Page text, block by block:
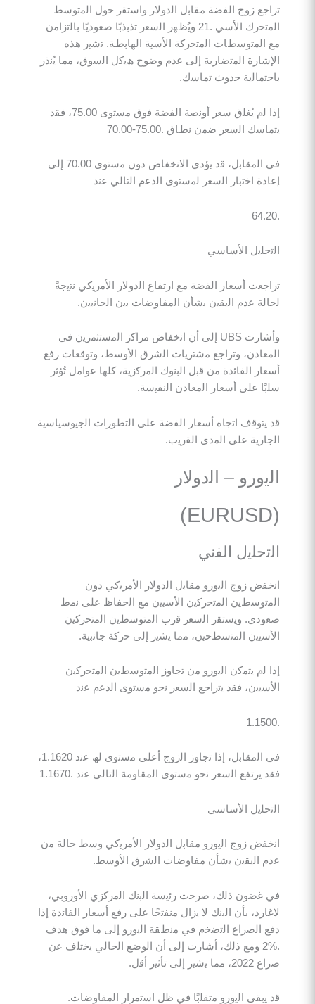
زوج اﻟﻔﺿﺔ ﻣﻘﺎﺑل اﻟدوﻻر واﺳﺗﻘر ﺣول اﻟﻣﺗوﺳط
اﻟﻣﺗﺣرك اﻷﺳﻲ .21 وﯾُظﮭر اﻟﺳﻌر ﺗذﺑذﺑًﺎ ﺻﻌودﯾًﺎ ﺑﺎﻟﺗزاﻣن
اﻟﻣﺗﺣرﻛﺔ اﻷﺳﯾﺔ اﻟﮭﺎﺑطﺔ. ﺗﺷﯾر ھذه
اﻟﻣﺗﺿﺎرﺑﺔ إﻟﻰ ﻋدم وﺿوح ھﯾﻛل اﻟﺳوق، ﻣﻣﺎ ﯾُﻧذر
ﺣدوث ﺗﻣﺎﺳك.
إذا ﻟم ﯾُﻐﻠق ﺳﻌر أوﻧﺻﺔ اﻟﻔﺿﺔ ﻓوق ﻣﺳﺗوى 75.00، ﻓﻘد
اﻟﺳﻌر ﺿﻣن ﻧطﺎق .75.00-70.00
ﻓﻲ اﻟﻣﻘﺎﺑل، ﻗد ﯾؤدي اﻻﻧﺧﻔﺎض دون ﻣﺳﺗوى 70.00 إﻟﻰ
اﺧﺗﺑﺎر اﻟﺳﻌر ﻟﻣﺳﺗوى اﻟدﻋم اﻟﺗﺎﻟﻲ ﻋﻧد
اﻷﺳﺎﺳﻲ
أﺳﻌﺎر اﻟﻔﺿﺔ ﻣﻊ ارﺗﻔﺎع اﻟدوﻻر اﻷﻣرﯾﻛﻲ ﻧﺗﯾﺟﺔً
ﻋدم اﻟﯾﻘﯾن ﺑﺷﺄن اﻟﻣﻔﺎوﺿﺎت ﺑﯾن اﻟﺟﺎﻧﺑﯾن.
وأﺷﺎرت UBS إﻟﻰ أن اﻧﺧﻔﺎض ﻣراﻛز اﻟﻣﺳﺗﺛﻣرﯾن ﻓﻲ
وﺗراﺟﻊ ﻣﺷﺗرﯾﺎت اﻟﺷرق اﻷوﺳط، وﺗوﻗﻌﺎت رﻓﻊ
اﻟﻔﺎﺋدة ﻣن ﻗﺑل اﻟﺑﻧوك اﻟﻣرﻛزﯾﺔ، ﻛﻠﮭﺎ ﻋواﻣل ﺗُؤﺛر
أﺳﻌﺎر اﻟﻣﻌﺎدن اﻟﻧﻔﯾﺳﺔ.
اﺗﺟﺎه أﺳﻌﺎر اﻟﻔﺿﺔ ﻋﻠﻰ اﻟﺗطورات اﻟﺟﯾوﺳﯾﺎﺳﯾﺔ
ﻋﻠﻰ اﻟﻣدى اﻟﻘرﯾب.
– اﻟدوﻻر
اﻟﻔﻧﻲ
زوج اﻟﯾورو ﻣﻘﺎﺑل اﻟدوﻻر اﻷﻣرﯾﻛﻲ دون
اﻟﻣﺗﺣرﻛﯾن اﻷﺳﯾﯾن ﻣﻊ اﻟﺣﻔﺎظ ﻋﻠﻰ ﻧﻣط
وﯾﺳﺗﻘر اﻟﺳﻌر ﻗرب اﻟﻣﺗوﺳطﯾن اﻟﻣﺗﺣرﻛﯾن
اﻟﻣﺗﺳطﺣﯾن، ﻣﻣﺎ ﯾﺷﯾر إﻟﻰ ﺣرﻛﺔ ﺟﺎﻧﺑﯾﺔ.
ﯾﺗﻣﻛن اﻟﯾورو ﻣن ﺗﺟﺎوز اﻟﻣﺗوﺳطﯾن اﻟﻣﺗﺣرﻛﯾن
ﻓﻘد ﯾﺗراﺟﻊ اﻟﺳﻌر ﻧﺣو ﻣﺳﺗوى اﻟدﻋم ﻋﻧد
ﻓﻲ اﻟﻣﻘﺎﺑل، إذا ﺗﺟﺎوز اﻟزوج أﻋﻠﻰ ﻣﺳﺗوى ﻟﮫ ﻋﻧد 1.1620،
اﻟﺳﻌر ﻧﺣو ﻣﺳﺗوى اﻟﻣﻘﺎوﻣﺔ اﻟﺗﺎﻟﻲ ﻋﻧد .1.1670
اﻷﺳﺎﺳﻲ
زوج اﻟﯾورو ﻣﻘﺎﺑل اﻟدوﻻر اﻷﻣرﯾﻛﻲ وﺳط ﺣﺎﻟﺔ ﻣن
ﺑﺷﺄن ﻣﻔﺎوﺿﺎت اﻟﺷرق اﻷوﺳط.
ذﻟك، ﺻرﺣت رﺋﯾﺳﺔ اﻟﺑﻧك اﻟﻣرﻛزي اﻷوروﺑﻲ،
ﺑﺄن اﻟﺑﻧك ﻻ ﯾزال ﻣﻧﻔﺗﺣًﺎ ﻋﻠﻰ رﻓﻊ أﺳﻌﺎر اﻟﻔﺎﺋدة إذا
اﻟﺗﺿﺧم ﻓﻲ ﻣﻧطﻘﺔ اﻟﯾورو إﻟﻰ ﻣﺎ ﻓوق ھدف
وﻣﻊ ذﻟك، أﺷﺎرت إﻟﻰ أن اﻟوﺿﻊ اﻟﺣﺎﻟﻲ ﯾﺧﺗﻠف ﻋن
اﻟﯾورو ﻣﺗﻘﻠﺑًﺎ ﻓﻲ ظل اﺳﺗﻣرار اﻟﻣﻔﺎوﺿﺎت.